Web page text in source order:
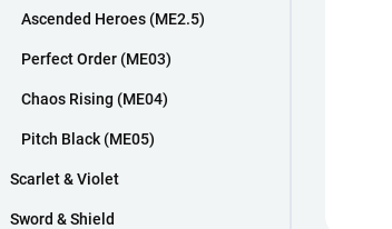
Ascended Heroes (ME2.5)
Perfect Order (ME03)
Chaos Rising (ME04)
Pitch Black (ME05)
Scarlet & Violet
Sword & Shield